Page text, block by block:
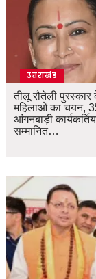
उत्तराखंड
तीलू रौतेली
महिलाओं का चयन,
आंगनबाड़ी
सम्मानित…